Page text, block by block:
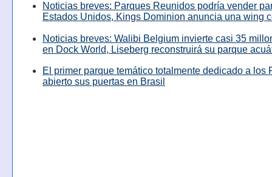
Noticias breves: Parques Reunidos podría vender
Estados Unidos, Kings Dominion anuncia una wing
Noticias breves: Walibi Belgium invierte casi 35
en Dock World, Liseberg reconstruirá su parque
El primer parque temático totalmente dedicado a los
abierto sus puertas en Brasil